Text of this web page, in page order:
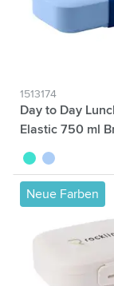
1513174
Day to Day
Elastic 750 ml
turquoise
bleu
Neue Farben